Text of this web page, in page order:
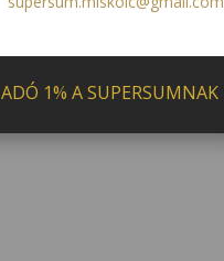
ADÓ 1% A SUPERSUMNAK